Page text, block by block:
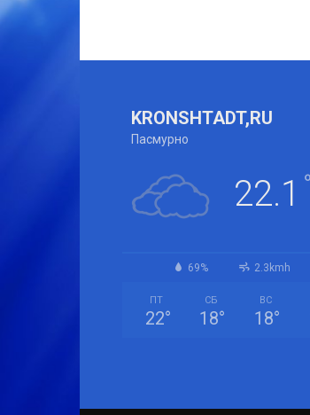
KRONSHTADT,RU
Пасмурно
22.1 °
69% 2.3kmh
ПТ
22°
СБ
18°
ВС
18°